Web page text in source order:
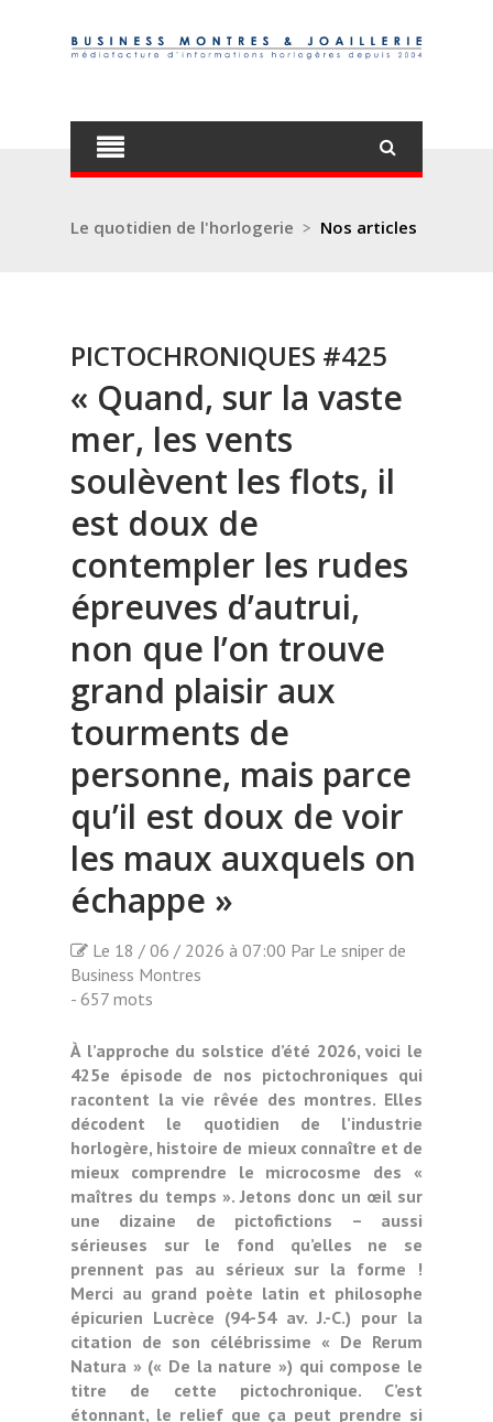
Le quotidien de l'horlogerie > Nos articles
PICTOCHRONIQUES #425
« Quand, sur la vaste
mer, les vents
soulèvent les flots, il
est doux de
contempler les rudes
épreuves d’autrui,
non que l’on trouve
grand plaisir aux
tourments de
personne, mais parce
qu’il est doux de voir
les maux auxquels on
échappe »
Le 18 / 06 / 2026 à 07:00 Par Le sniper de
Business Montres
- 657 mots
À l’approche du solstice d’été 2026, voici le
425e épisode de nos pictochroniques qui
racontent la vie rêvée des montres. Elles
décodent le quotidien de l’industrie
horlogère, histoire de mieux connaître et de
mieux comprendre le microcosme des «
maîtres du temps ». Jetons donc un œil sur
une dizaine de pictofictions – aussi
sérieuses sur le fond qu’elles ne se
prennent pas au sérieux sur la forme !
Merci au grand poète latin et philosophe
épicurien Lucrèce (94-54 av. J.-C.) pour la
citation de son célébrissime « De Rerum
Natura » (« De la nature ») qui compose le
titre de cette pictochronique. C’est
étonnant, le relief que ça peut prendre si